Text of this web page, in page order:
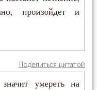
произойдет и
Поделиться цитатой
умереть на